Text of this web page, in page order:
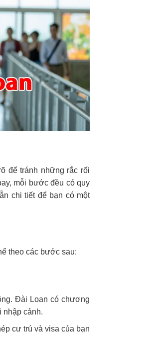
để tránh những rắc rối
mỗi bước đều có quy
chi tiết để bạn có một
theo các bước sau:
Đài Loan có chương
nhập cảnh.
cư trú và visa của bạn